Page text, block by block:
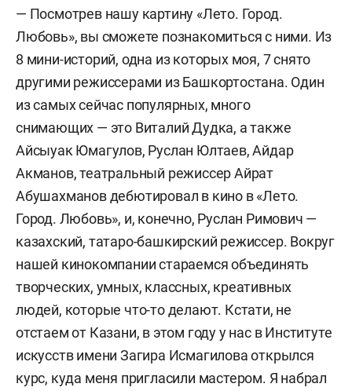
— Посмотрев нашу картину «Лето. Город.
Любовь», вы сможете познакомиться с ними. Из
8 мини-историй, одна из которых моя, 7 снято
другими режиссерами из Башкортостана. Один
из самых сейчас популярных, много
снимающих — это Виталий Дудка, а также
Айсыуак Юмагулов, Руслан Юлтаев, Айдар
Акманов, театральный режиссер Айрат
Абушахманов дебютировал в кино в «Лето.
Город. Любовь», и, конечно, Руслан Римович —
казахский, татаро-башкирский режиссер. Вокруг
нашей кинокомпании стараемся объединять
творческих, умных, классных, креативных
людей, которые что-то делают. Кстати, не
отстаем от Казани, в этом году у нас в Институте
искусств имени Загира Исмагилова открылся
курс, куда меня пригласили мастером. Я набрал